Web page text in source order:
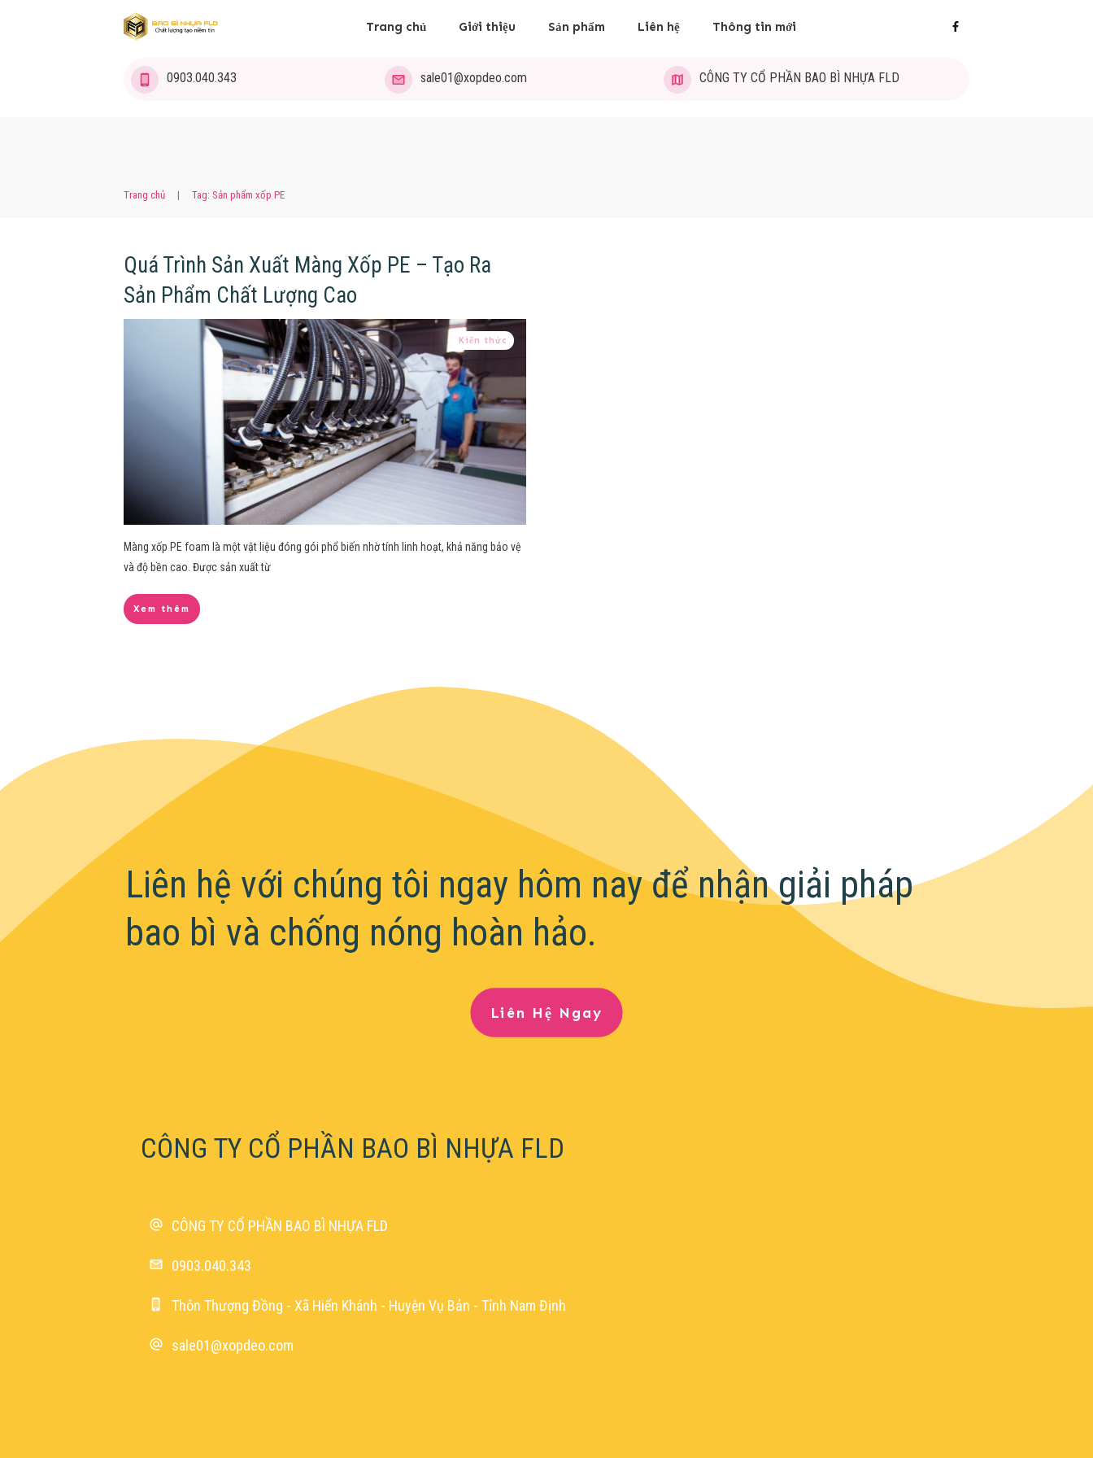
Trang chủ Giới thiệu Sản phẩm Liên hệ Thông tin mới
0903.040.343 sale01@xopdeo.com CÔNG TY CỔ PHẦN BAO BÌ NHỰA FLD
Trang chủ | Tag: Sản phẩm xốp PE
Quá Trình Sản Xuất Màng Xốp PE – Tạo Ra
Sản Phẩm Chất Lượng Cao
Kiến thức
Màng xốp PE foam là một vật liệu đóng gói phổ biến nhờ tính linh hoạt, khả năng bảo vệ
và độ bền cao. Được sản xuất từ
Xem thêm
Liên hệ với chúng tôi ngay hôm nay để nhận giải pháp
bao bì và chống nóng hoàn hảo.
Liên Hệ Ngay
CÔNG TY CỔ PHẦN BAO BÌ NHỰA FLD
CÔNG TY CỔ PHẦN BAO BÌ NHỰA FLD
0903.040.343
Thôn Thượng Đồng - Xã Hiển Khánh - Huyện Vụ Bản - Tỉnh Nam Định
sale01@xopdeo.com